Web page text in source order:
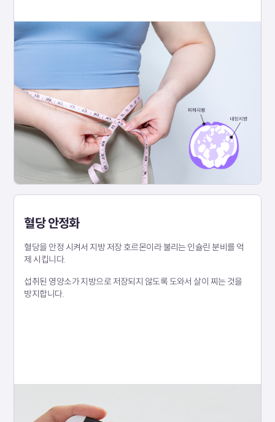
혈당 안정화
혈당을 안정 시켜서 지방 저장 호르몬이라 불리는 인슐린 분비를 억
제 시킵니다.
섭취된 영양소가 지방으로 저장되지 않도록 도와서 살이 찌는 것을
방지합니다.